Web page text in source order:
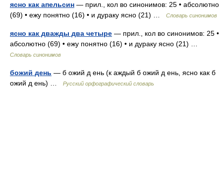
ясно как апельсин — прил., кол во синонимов: 25 • абсолютно
(69) • ежу понятно (16) • и дураку ясно (21) …
Словарь синонимов
ясно как дважды два четыре — прил., кол во синонимов: 25 •
абсолютно (69) • ежу понятно (16) • и дураку ясно (21) …
Словарь синонимов
божий день — б ожий д ень (к аждый б ожий д ень, ясно как б
ожий д ень) …
Русский орфографический словарь